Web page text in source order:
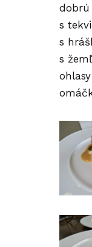
dobrú
s
s
s